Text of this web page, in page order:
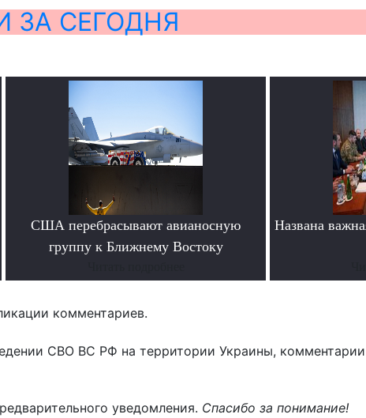
ЗА СЕГОДНЯ
США перебрасывают авианосную
группу к Ближнему Востоку
Названа
комментариев.
СВО ВС РФ на территории Украины,
уведомления. Спасибо за понимание!